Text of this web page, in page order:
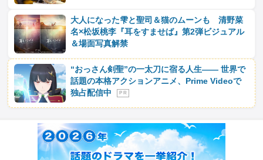
大人になった雫と聖司＆猫のムーンも 清野菜
名×松坂桃李『耳をすませば』第2弾ビジュアル
＆場面写真解禁
“おっさん剣聖”の一太刀に宿る人生―― 世界で
話題の本格アクションアニメ、Prime Videoで
独占配信中
P R